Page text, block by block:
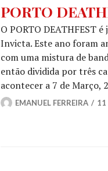
PORTO
O PORTO DEATHFEST
Invicta. Este ano foram
com uma mistura de
então dividida por três
acontecer a 7 de Março,
EMANUEL FERREIRA 11